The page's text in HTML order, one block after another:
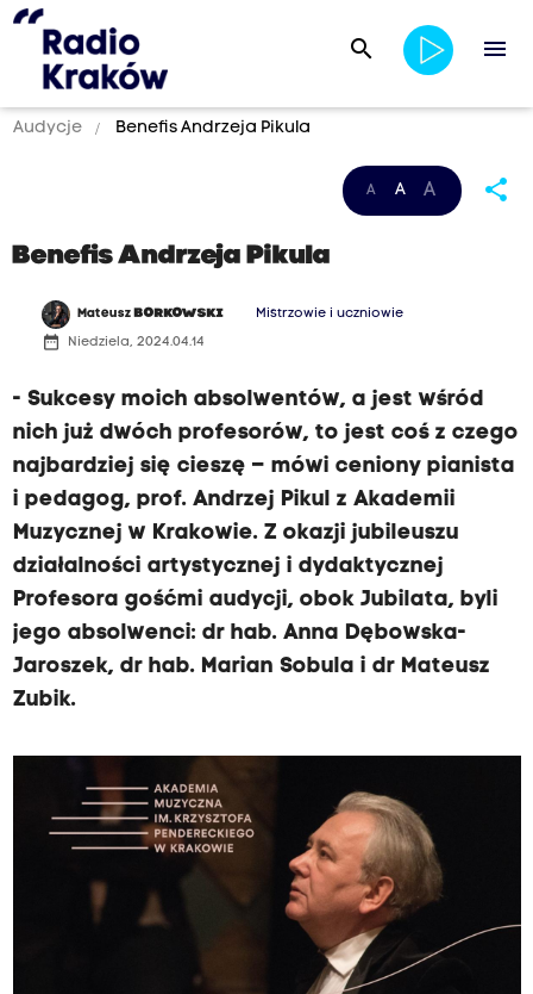
search menu
Audycje Benefis Andrzeja Pikula
A A A share
Benefis Andrzeja Pikula
Mateusz BORKOWSKI Mistrzowie i uczniowie
date_range Niedziela, 2024.04.14
- Sukcesy moich absolwentów, a jest wśród
nich już dwóch profesorów, to jest coś z czego
najbardziej się cieszę – mówi ceniony pianista
i pedagog, prof. Andrzej Pikul z Akademii
Muzycznej w Krakowie. Z okazji jubileuszu
działalności artystycznej i dydaktycznej
Profesora gośćmi audycji, obok Jubilata, byli
jego absolwenci: dr hab. Anna Dębowska-
Jaroszek, dr hab. Marian Sobula i dr Mateusz
Zubik.